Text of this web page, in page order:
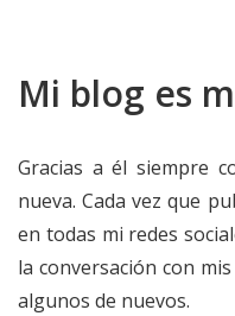
Mi blog es
Gracias a él siempre
nueva. Cada vez que
en todas mi redes
la conversación con
algunos de nuevos.